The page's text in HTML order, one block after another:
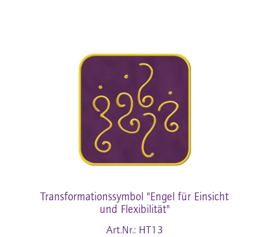
Transformationssymbol "Engel für Einsicht
und Flexibilität"
Art.Nr.: HT13